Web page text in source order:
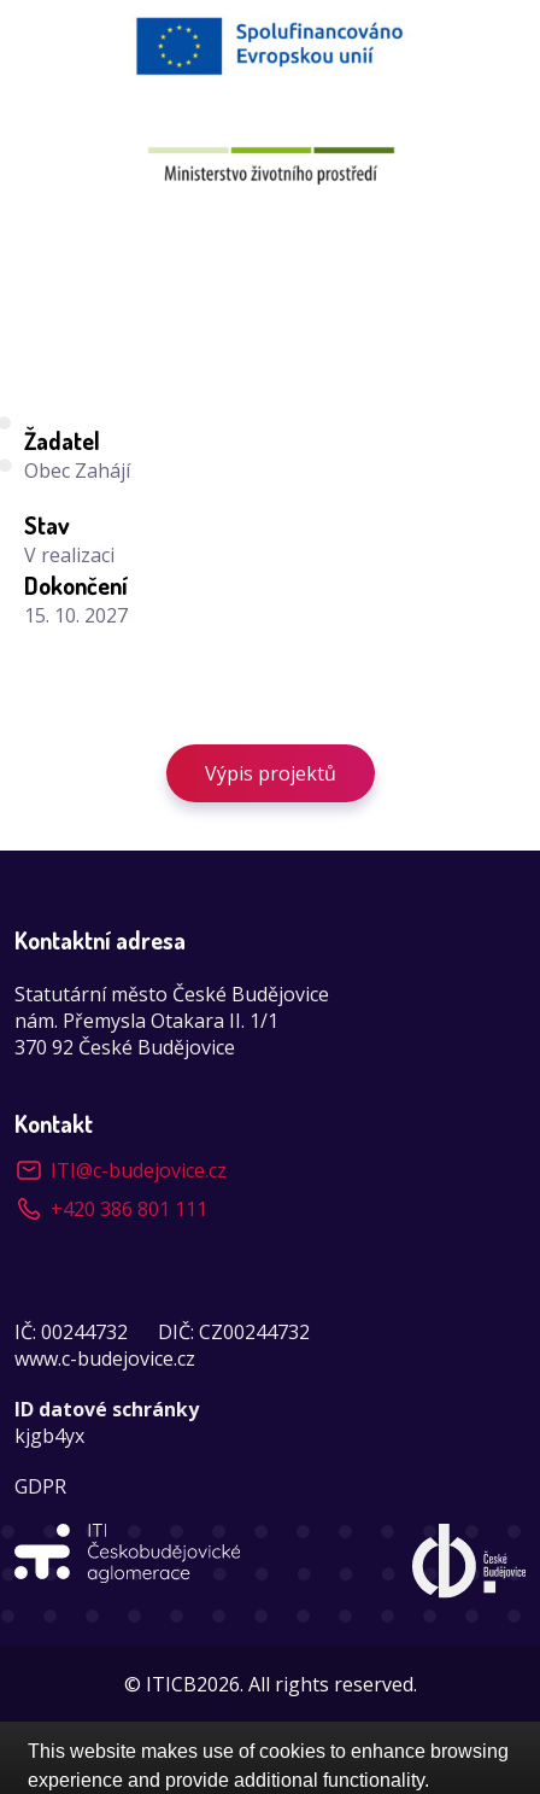
Žadatel
Obec Zahájí
Stav
V realizaci
Dokončení
15. 10. 2027
Výpis projektů
Kontaktní adresa
Statutární město České Budějovice
nám. Přemysla Otakara II. 1/1
370 92 České Budějovice
Kontakt
ITI@c-budejovice.cz
+420 386 801 111
IČ: 00244732
DIČ: CZ00244732
www.c-budejovice.cz
ID datové schránky
kjgb4yx
GDPR
© ITICB2026. All rights reserved.
This website makes use of cookies to enhance browsing
experience and provide additional functionality.